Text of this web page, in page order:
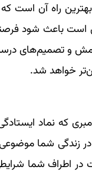
راه آن است
باعث شود
و تصمیم‌های
خواهد شد.
که نماد ایستادگی
شما موضوعی
اطراف شما